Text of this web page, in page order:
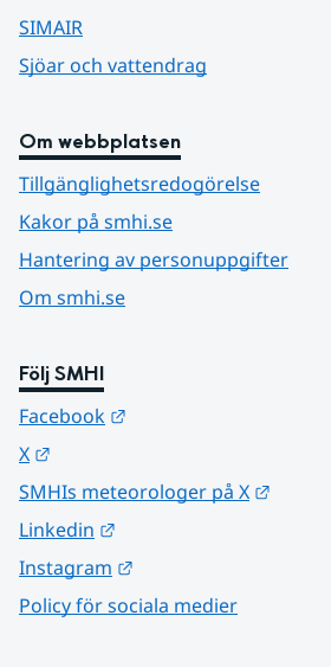
SIMAIR
Sjöar och vattendrag
Om webbplatsen
Tillgänglighetsredogörelse
Kakor på smhi.se
Hantering av personuppgifter
Om smhi.se
Följ SMHI
Facebook
X
SMHIs meteorologer på X
Linkedin
Instagram
Policy för sociala medier